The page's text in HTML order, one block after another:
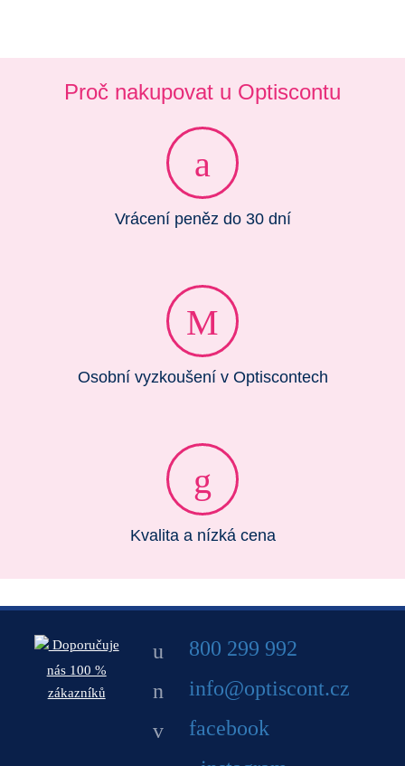
Proč nakupovat u Optiscontu
Vrácení peněz do 30 dní
Osobní vyzkoušení v Optiscontech
Kvalita a nízká cena
Doporučuje
nás 100 %
zákazníků
800 299 992
info@optiscont.cz
facebook